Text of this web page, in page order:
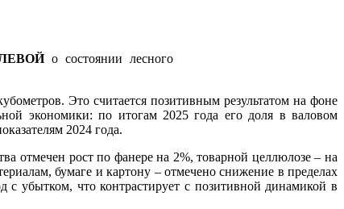
о состоянии лесного
Это считается позитивным результатом на фоне
экономики: по итогам 2025 года его доля в валовом
2024 года.
отмечен рост по фанере на 2%, товарной целлюлозе – на
бумаге и картону – отмечено снижение в пределах
с убытком, что контрастирует с позитивной динамикой в